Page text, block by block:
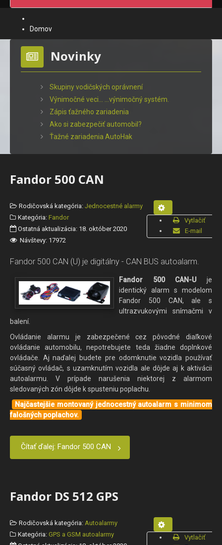
Domov
Novinky
Skupiny vodičských oprávnení
Výnimočné veci... ...výnimočný systém.
Zápis ťažného zariadenia
Ako si zabezpečiť automobil?
Ťažné zariadenia AutoHak
Fandor 500 CAN
Vytlačiť
E-mail
Rodičovská kategória: Jednocestné alarmy
Kategória: Fandor
Ostatná aktualizácia: 18. október 2020
Návštevy: 17972
Fandor 500 CAN (U) je digitálny - CAN BUS autoalarm.
Fandor 500 CAN-Uje
identický alarm s modelom
Fandor 500 CAN, ale s
ultrazvukovými snímačmi v
balení.
Ovládanie alarmu je zabezpečené cez pôvodné diaľkové
ovládanie automobilu, nepotrebujete teda žiadne doplnkové
ovládače. Aj naďalej budete pre odomknutie vozidla používať
súčasný ovládač, s uzamknutím vozidla ale dôjde aj k aktivácii
autoalarmu. V prípade narušenia niektorej z alarmom
sledovaných zón dôjde k spusteniu poplachu.
Najčastejšie montovaný jednocestný autoalarm s minimom
falošných poplachov.
Čítať ďalej: Fandor 500 CAN
Fandor DS 512 GPS
Vytlačiť
Rodičovská kategória: Autoalarmy
Kategória: GPS a GSM autoalarmy